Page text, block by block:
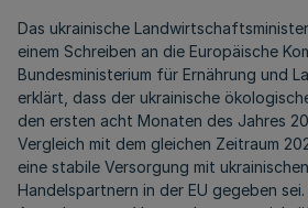
Das ukrainische
einem Schreiben an die Europäische
Bundesministerium für Ernährung und
erklärt, dass der ukrainische
den ersten acht Monaten des Jahres
Vergleich mit dem gleichen Zeitraum
eine stabile Versorgung mit
Handelspartnern in der EU gegeben